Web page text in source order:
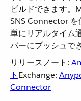
ビルドできます。
SNS Connector を
単にリアルタイム
バーにプッシュで
リリースノート:
ト ​ Exchange:
Connector